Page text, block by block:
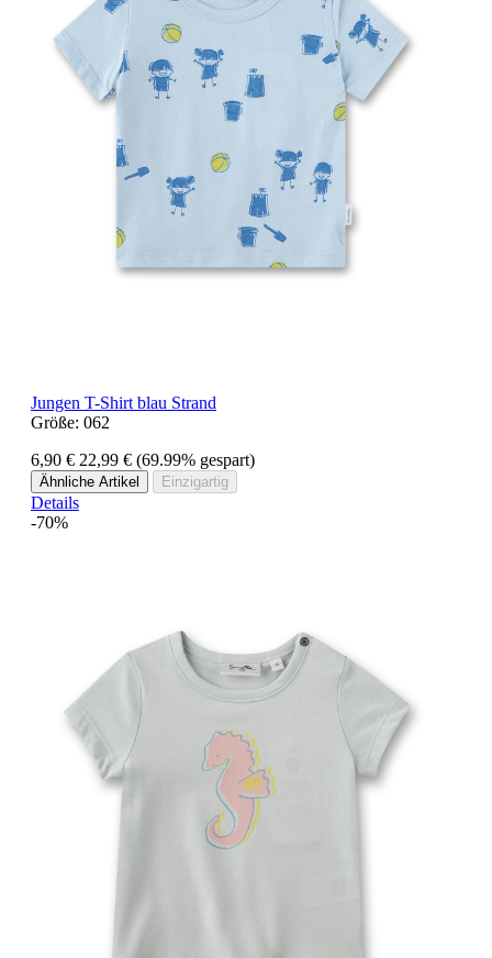
Jungen T-Shirt blau Strand
Größe: 062
6,90 € 22,99 € (69.99% gespart)
Ähnliche Artikel Einzigartig
Details
-70%